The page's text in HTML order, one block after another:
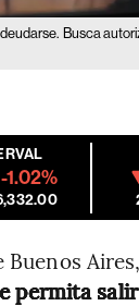
Busca
-1.02%
Aires,
permita